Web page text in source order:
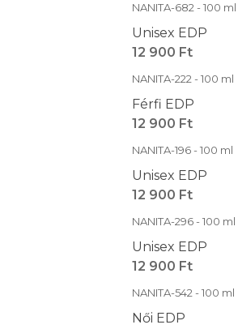
NANITA-682 - 100 ml
Unisex EDP
12 900 Ft
NANITA-222 - 100 ml
Férfi EDP
12 900 Ft
NANITA-196 - 100 ml
Unisex EDP
12 900 Ft
NANITA-296 - 100 ml
Unisex EDP
12 900 Ft
NANITA-542 - 100 ml
Női EDP